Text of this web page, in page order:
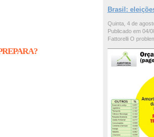
Brasil:
Quinta, 4 de
Publicado em 04/
Fattorelli O